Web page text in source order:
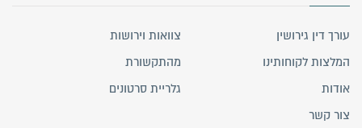
עורך דין גירושין
צוואות וירושות
המלצות לקוחותינו
מהתקשורת
אודות
גלריית סרטונים
צור קשר